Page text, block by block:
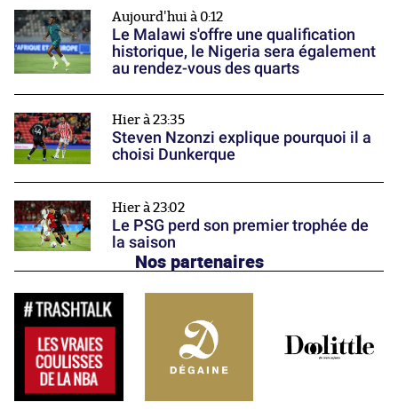
Aujourd'hui à 0:12
Le Malawi s'offre une qualification
historique, le Nigeria sera également
au rendez-vous des quarts
Hier à 23:35
Steven Nzonzi explique pourquoi il a
choisi Dunkerque
Hier à 23:02
Le PSG perd son premier trophée de
la saison
Nos partenaires